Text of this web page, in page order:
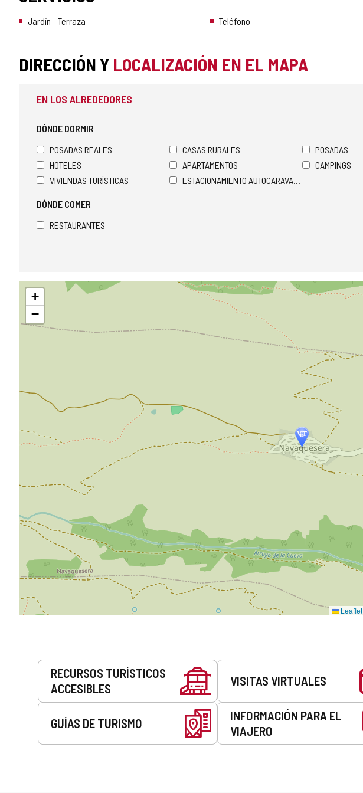
Jardín - Terraza Teléfono
DIRECCIÓN Y LOCALIZACIÓN EN EL MAPA
EN LOS ALREDEDORES
DÓNDE DORMIR
POSADAS REALES
CASAS RURALES POSADAS
HOTELES
APARTAMENTOS CAMPINGS
VIVIENDAS TURÍSTICAS
ESTACIONAMIENTO AUTOCARAVANAS
DÓNDE COMER
RESTAURANTES
Saltar
mapa
+
−
Leaflet
Servicios
RECURSOS TURÍSTICOS
ACCESIBLES
VISITAS VIRTUALES
GUÍAS DE TURISMO
INFORMACIÓN PARA EL
VIAJERO